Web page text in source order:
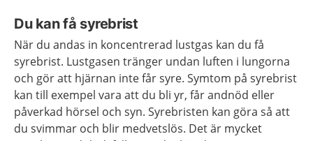
Du kan få syrebrist
När du andas in koncentrerad lustgas kan du få
syrebrist. Lustgasen tränger undan luften i lungorna
och gör att hjärnan inte får syre. Symtom på syrebrist
kan till exempel vara att du bli yr, får andnöd eller
påverkad hörsel och syn. Syrebristen kan göra så att
du svimmar och blir medvetslös. Det är mycket